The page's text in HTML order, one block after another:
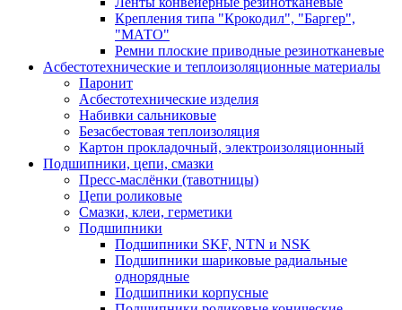
Крепления типа "Крокодил", "Баргер",
"МАТО"
Ремни плоские приводные резинотканевые
Асбестотехнические и теплоизоляционные материалы
Паронит
Асбестотехнические изделия
Набивки сальниковые
Безасбестовая теплоизоляция
Картон прокладочный, электроизоляционный
Подшипники, цепи, смазки
Пресс-маслёнки (тавотницы)
Цепи роликовые
Смазки, клеи, герметики
Подшипники
Подшипники SKF, NTN и NSK
Подшипники шариковые радиальные
однорядные
Подшипники корпусные